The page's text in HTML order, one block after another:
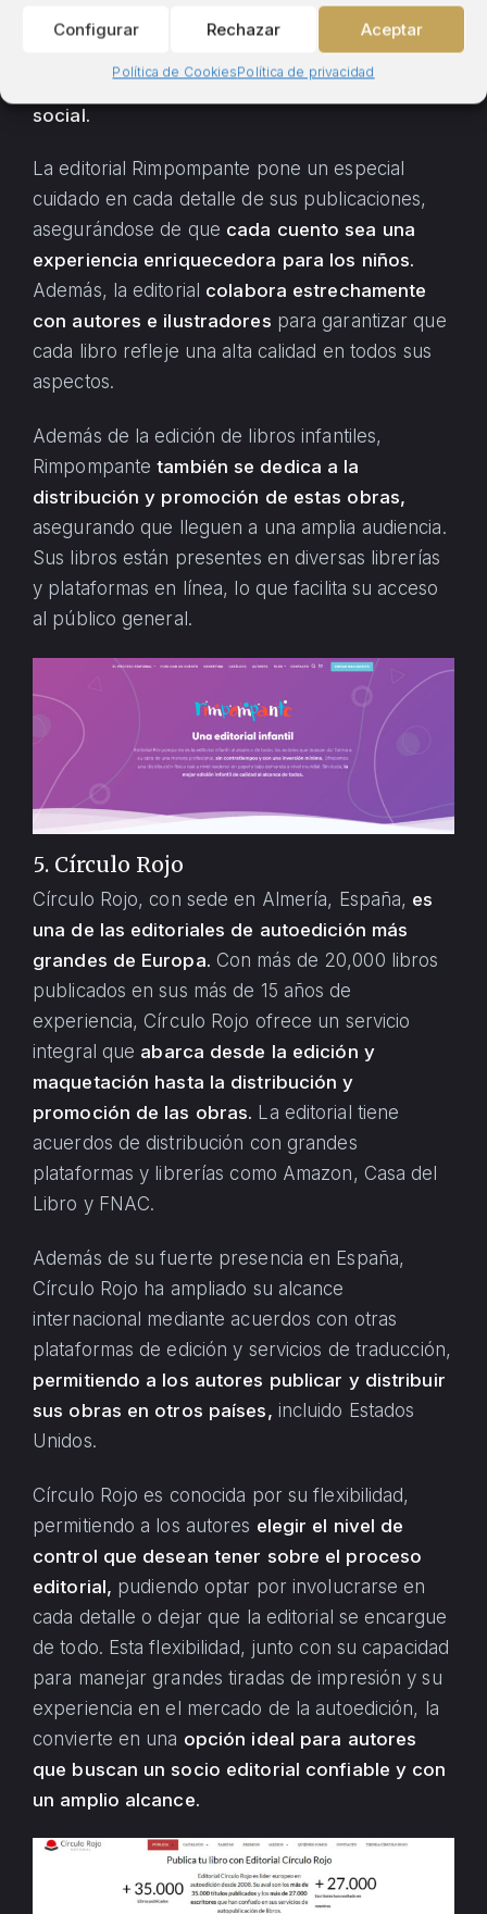
Aceptar
Rechazar
Configurar
Política de CookiesPolítica de privacidad
obras que no solo entretengan, sino que
eduquen y fomenten valores
importantes para su desarrollo emocional y
social.
La editorial Rimpompante pone un especial
cuidado en cada detalle de sus publicaciones,
asegurándose de que cada cuento sea una
experiencia enriquecedora para los niños.
Además, la editorial colabora estrechamente
con autores e ilustradores para garantizar que
cada libro refleje una alta calidad en todos sus
aspectos.
Además de la edición de libros infantiles,
Rimpompantetambién se dedica a la
distribución y promoción de estas obras,
asegurando que lleguen a una amplia audiencia.
Sus libros están presentes en diversas librerías
y plataformas en línea, lo que facilita su acceso
al público general.
5. Círculo Rojo
Círculo Rojo, con sede en Almería, España, es
una de las editoriales de autoedición más
grandes de Europa. Con más de 20,000 libros
publicados en sus más de 15 años de
experiencia, Círculo Rojo ofrece un servicio
integral que abarca desde la edición y
maquetación hasta la distribución y
promoción de las obras. La editorial tiene
acuerdos de distribución con grandes
plataformas y librerías como Amazon, Casa del
Libro y FNAC.
Además de su fuerte presencia en España,
Círculo Rojo ha ampliado su alcance
internacional mediante acuerdos con otras
plataformas de edición y servicios de traducción,
permitiendo a los autores publicar y distribuir
sus obras en otros países, incluido Estados
Unidos.
Círculo Rojo es conocida por su flexibilidad,
permitiendo a los autores elegir el nivel de
control que desean tener sobre el proceso
editorial, pudiendo optar por involucrarse en
cada detalle o dejar que la editorial se encargue
de todo. Esta flexibilidad, junto con su capacidad
para manejar grandes tiradas de impresión y su
experiencia en el mercado de la autoedición, la
convierte en una opción ideal para autores
que buscan un socio editorial confiable y con
un amplio alcance​.